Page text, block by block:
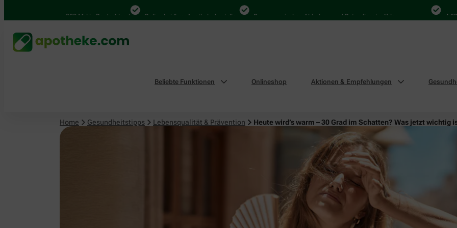
4.000 Mal in Deutschland Online bei Ihrer Apotheke bestellen Bequem zwischen Abholung und Botendienst wählen 4.000 Mal
Beliebte Funktionen Onlineshop Aktionen & Empfehlungen
Home Gesundheitstipps Lebensqualität & Prävention Heute wird’s warm – 30 Grad im Schatten? Was jetzt wichtig
Lebensqualität & Prävention